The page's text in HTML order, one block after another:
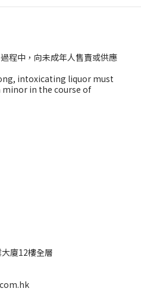
程中，向未成年人售賣或供應
intoxicating liquor must
minor in the course of
廈12樓全層